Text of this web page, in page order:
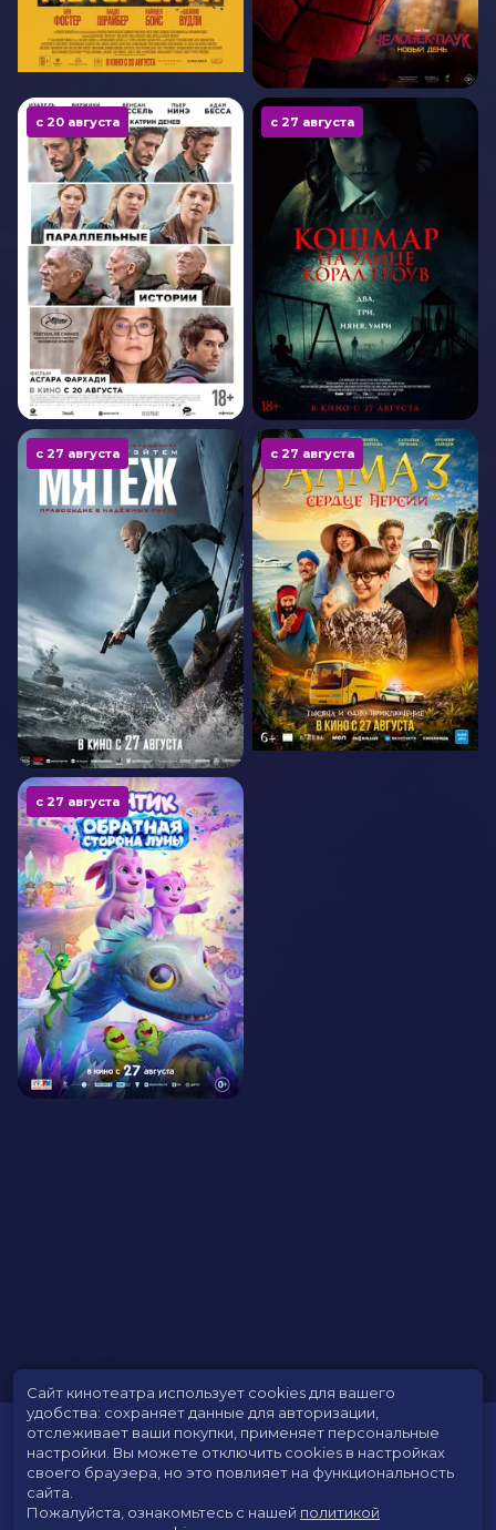
с 20 августа с 27 августа
с 27 августа с 27 августа
с 27 августа
Сайт кинотеатра использует cookies для вашего
удобства: сохраняет данные для авторизации,
отслеживает ваши покупки, применяет персональные
настройки. Вы можете отключить cookies в настройках
своего браузера, но это повлияет на функциональность
сайта.
Пожалуйста, ознакомьтесь с нашей политикой